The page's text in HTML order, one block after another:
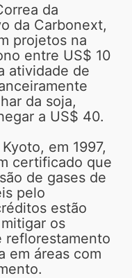
da
da Carbonext,
projetos na
entre US$ 10
atividade de
da soja,
a US$ 40.
em 1997,
certificado que
de gases de
pelo
estão
os
reflorestamento
em áreas com